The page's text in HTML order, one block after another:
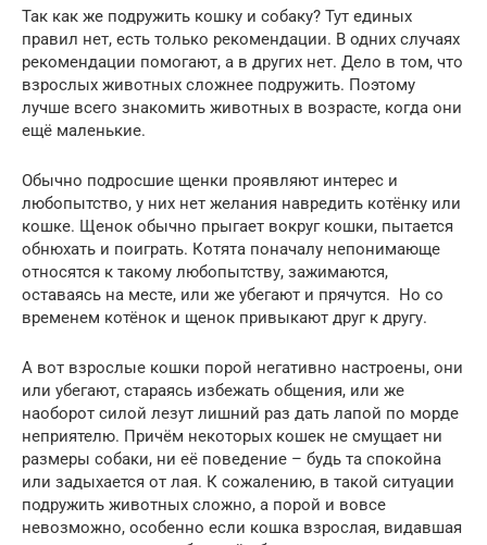
Так как же подружить кошку и собаку? Тут единых
правил нет, есть только рекомендации. В одних случаях
рекомендации помогают, а в других нет. Дело в том, что
взрослых животных сложнее подружить. Поэтому
лучше всего знакомить животных в возрасте, когда они
ещё маленькие.
Обычно подросшие щенки проявляют интерес и
любопытство, у них нет желания навредить котёнку или
кошке. Щенок обычно прыгает вокруг кошки, пытается
обнюхать и поиграть. Котята поначалу непонимающе
относятся к такому любопытству, зажимаются,
оставаясь на месте, или же убегают и прячутся. Но со
временем котёнок и щенок привыкают друг к другу.
А вот взрослые кошки порой негативно настроены, они
или убегают, стараясь избежать общения, или же
наоборот силой лезут лишний раз дать лапой по морде
неприятелю. Причём некоторых кошек не смущает ни
размеры собаки, ни её поведение – будь та спокойна
или задыхается от лая. К сожалению, в такой ситуации
подружить животных сложно, а порой и вовсе
невозможно, особенно если кошка взрослая, видавшая